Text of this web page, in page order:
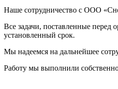
Наше сотрудничество с ООО
Все задачи, поставленные
установленный срок.
Мы надеемся на дальнейшее
Работу мы выполнили